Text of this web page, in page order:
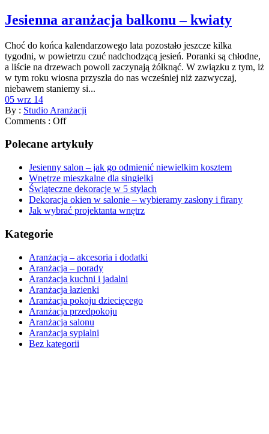
Jesienna aranżacja balkonu – kwiaty
Choć do końca kalendarzowego lata pozostało jeszcze kilka
tygodni, w powietrzu czuć nadchodzącą jesień. Poranki są chłodne,
a liście na drzewach powoli zaczynają żółknąć. W związku z tym, iż
w tym roku wiosna przyszła do nas wcześniej niż zazwyczaj,
niebawem staniemy si...
05 wrz 14
By : Studio Aranżacji
Comments : Off
Polecane artykuły
Jesienny salon – jak go odmienić niewielkim kosztem
Wnętrze mieszkalne dla singielki
Świąteczne dekoracje w 5 stylach
Dekoracja okien w salonie – wybieramy zasłony i firany
Jak wybrać projektanta wnętrz
Kategorie
Aranżacja – akcesoria i dodatki
Aranżacja – porady
Aranżacja kuchni i jadalni
Aranżacja łazienki
Aranżacja pokoju dziecięcego
Aranżacja przedpokoju
Aranżacja salonu
Aranżacja sypialni
Bez kategorii